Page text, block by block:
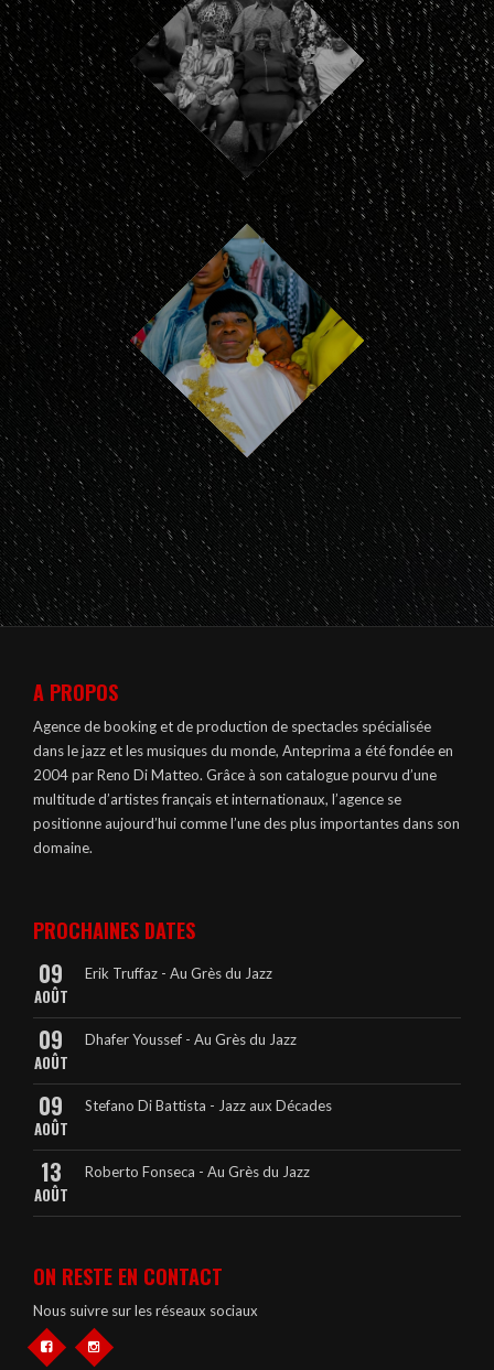
A PROPOS
Agence de booking et de production de spectacles spécialisée
dans le jazz et les musiques du monde, Anteprima a été fondée en
2004 par Reno Di Matteo. Grâce à son catalogue pourvu d’une
multitude d’artistes français et internationaux, l’agence se
positionne aujourd’hui comme l’une des plus importantes dans son
domaine.
PROCHAINES DATES
09
AOÛT
Erik Truffaz - Au Grès du Jazz
09
AOÛT
Dhafer Youssef - Au Grès du Jazz
09
AOÛT
Stefano Di Battista - Jazz aux Décades
13
AOÛT
Roberto Fonseca - Au Grès du Jazz
ON RESTE EN CONTACT
Nous suivre sur les réseaux sociaux